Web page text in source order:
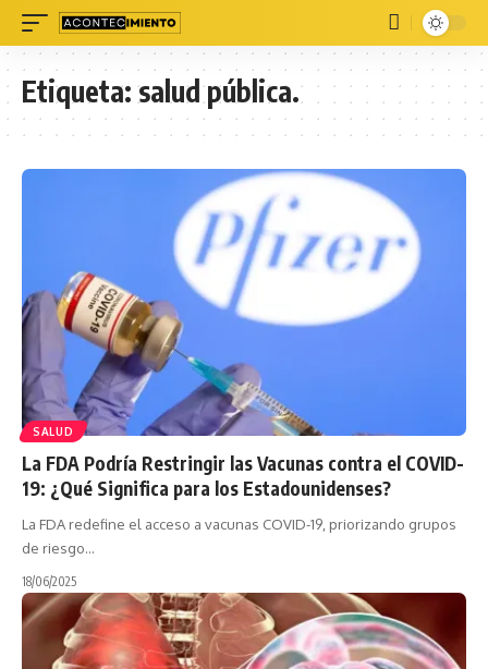
Etiqueta:salud pública.
SALUD
La FDA Podría Restringir las Vacunas contra el COVID-
19: ¿Qué Significa para los Estadounidenses?
La FDA redefine el acceso a vacunas COVID-19, priorizando grupos
de riesgo…
18/06/2025